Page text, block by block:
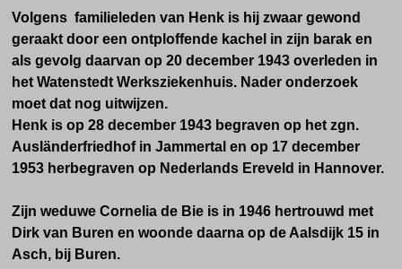
Volgens familieleden van Henk is hij zwaar gewond
geraakt door een ontploffende kachel in zijn barak en
als gevolg daarvan op 20 december 1943 overleden in
het Watenstedt Werksziekenhuis. Nader onderzoek
moet dat nog uitwijzen.
Henk is op 28 december 1943 begraven op het zgn.
Ausländerfriedhof in Jammertal en op 17 december
1953 herbegraven op Nederlands Ereveld in Hannover.
Zijn weduwe Cornelia de Bie is in 1946 hertrouwd met
Dirk van Buren en woonde daarna op de Aalsdijk 15 in
Asch, bij Buren.